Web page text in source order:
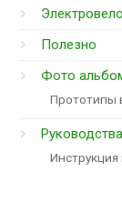
Полезно
Фото
Прототипы
Инструкция